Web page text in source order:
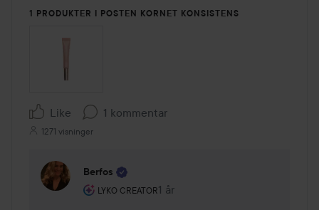
1 PRODUKTER I POSTEN KORNET KONSISTENS
Like 1 kommentar
1271 visninger
Berfos
LYKO CREATOR
Brugerens rolle: Lyko Creator.
1 år
Kommentaren lades 1 år